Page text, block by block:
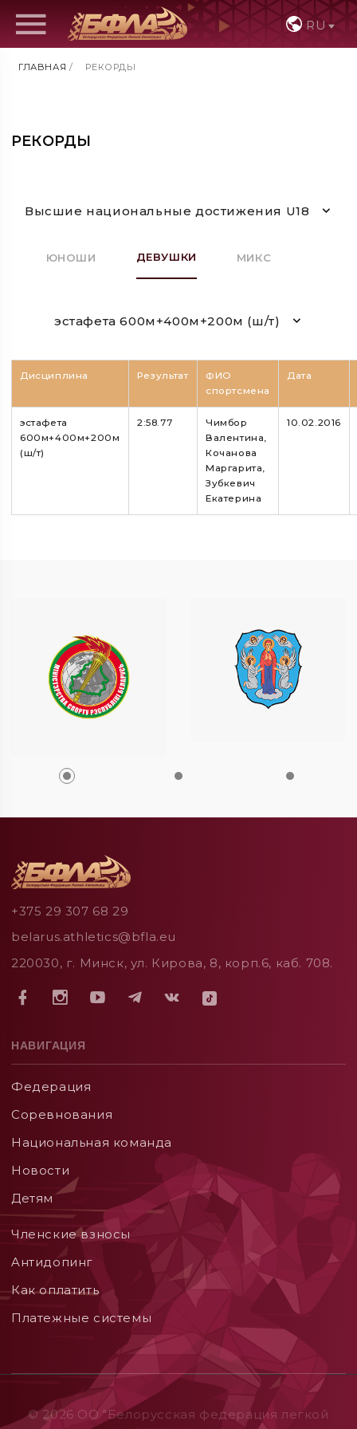
RU
ГЛАВНАЯ / РЕКОРДЫ
РЕКОРДЫ
Высшие национальные достижения U18
ЮНОШИ ДЕВУШКИ МИКС
эстафета 600м+400м+200м (ш/т)
Дисциплина Результат
ФИО
спортсмена
Дата
эстафета
600м+400м+200м
(ш/т)
2:58.77
Чимбор
Валентина,
Кочанова
Маргарита,
Зубкевич
Екатерина
10.02.2016
+375 29 307 68 29
belarus.athletics@bfla.eu
220030, г. Минск, ул. Кирова, 8, корп.6, каб. 708.
НАВИГАЦИЯ
Федерация
Соревнования
Национальная команда
Новости
Детям
Членские взносы
Aнтидопинг
Как оплатить
Платежные системы
© 2026 ОO "Белорусская федерация легкой